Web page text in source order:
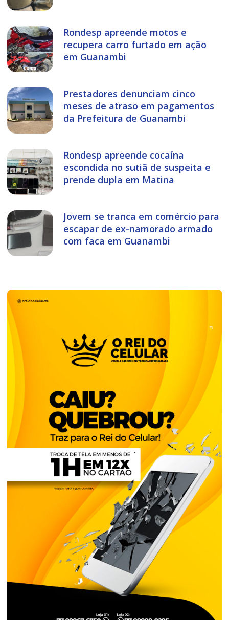
Rondesp apreende motos e
recupera carro furtado em ação
em Guanambi
Prestadores denunciam cinco
meses de atraso em pagamentos
da Prefeitura de Guanambi
Rondesp apreende cocaína
escondida no sutiã de suspeita e
prende dupla em Matina
Jovem se tranca em comércio para
escapar de ex-namorado armado
com faca em Guanambi